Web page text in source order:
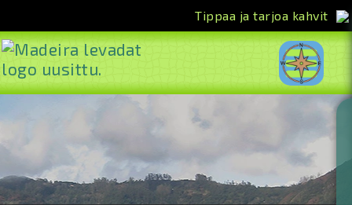
Tippaa ja tarjoa kahvit
<<